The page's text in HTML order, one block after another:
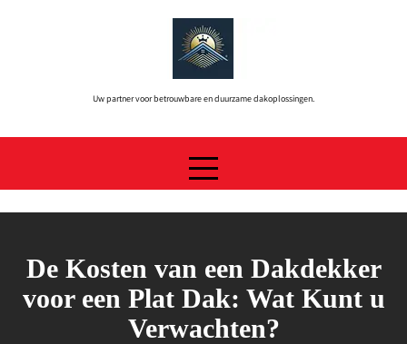
Uw partner voor betrouwbare en duurzame dakoplossingen.
De Kosten van een Dakdekker
voor een Plat Dak: Wat Kunt u
Verwachten?